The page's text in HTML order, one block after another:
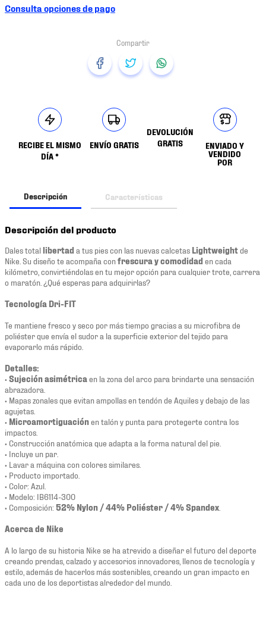
Consulta opciones de pago
RECIBE EL MISMO
DÍA *
ENVÍO GRATIS
DEVOLUCIÓN
GRATIS
ENVIADO Y
VENDIDO
POR
Descripción Características
Descripción del producto
Dales totallibertad a tus pies con las nuevas calcetas Lightweightde
Nike. Su diseño te acompaña confrescura y comodidad en cada
kilómetro, convirtiéndolas en tu mejor opción para cualquier trote, carrera
o maratón. ¿Qué esperas para adquirirlas?
Tecnología Dri-FIT
Te mantiene fresco y seco por más tiempo gracias a su microfibra de
poliéster que envía el sudor a la superficie exterior del tejido para
evaporarlo más rápido.
Detalles:
• Sujeción asimétrica en la zona del arco para brindarte una sensación
abrazadora.
• Mapas zonales que evitan ampollas en tendón de Aquiles y debajo de las
agujetas.
• Microamortiguaciónen talón y punta para protegerte contra los
impactos.
• Construcción anatómica que adapta a la forma natural del pie.
• Incluye un par.
• Lavar a máquina con colores similares.
• Producto importado.
• Color: Azul.
• Modelo: IB6114-300
• Composición: 52% Nylon / 44% Poliéster / 4% Spandex
Acerca de Nike
A lo largo de su historia Nike se ha atrevido a diseñar el futuro del deporte
creando prendas, calzado y accesorios innovadores, llenos de tecnología y
estilo, además de hacerlos más sostenibles, creando un gran impacto en
cada uno de los deportistas alrededor del mundo.